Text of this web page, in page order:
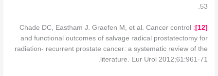
53.
[
12
]
:
Chade DC, Eastham J. Graefen M, et al. Cancer control
and functional outcomes of salvage radical prostatectomy for
radiation- recurrent prostate cancer: a systematic review of the
literature. Eur Urol 2012;61:961-71.